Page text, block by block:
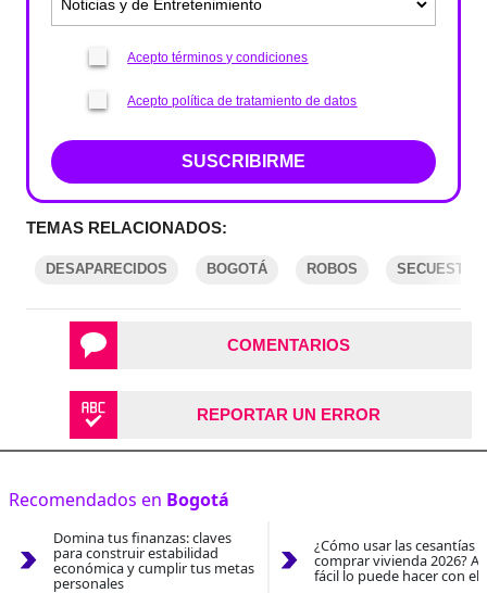
Acepto términos y condiciones
Acepto política de tratamiento de datos
SUSCRIBIRME
TEMAS RELACIONADOS:
DESAPARECIDOS BOGOTÁ ROBOS SECUESTRO
COMENTARIOS
REPORTAR UN ERROR
Recomendados en Bogotá
Domina tus finanzas: claves
para construir estabilidad
económica y cumplir tus metas
personales
¿Cómo usar las cesantías
comprar vivienda 2026?
fácil lo puede hacer con el